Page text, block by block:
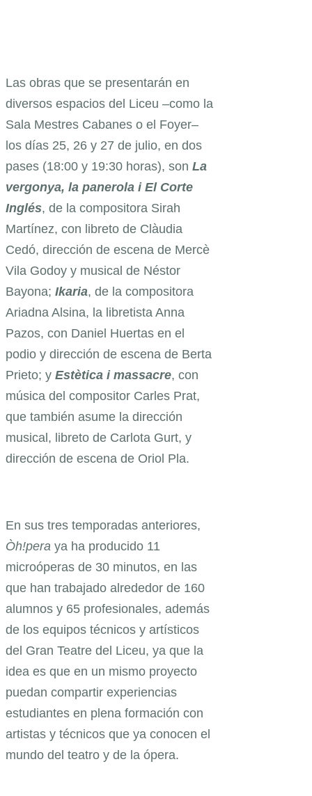
Las obras que se presentarán en
diversos espacios del Liceu –como la
Sala Mestres Cabanes o el Foyer–
los días 25, 26 y 27 de julio, en dos
pases (18:00 y 19:30 horas), son La
vergonya, la panerola i El Corte
Inglés, de la compositora Sirah
Martínez, con libreto de Clàudia
Cedó, dirección de escena de Mercè
Vila Godoy y musical de Néstor
Bayona; Ikaria, de la compositora
Ariadna Alsina, la libretista Anna
Pazos, con Daniel Huertas en el
podio y dirección de escena de Berta
Prieto; y Estètica i massacre, con
música del compositor Carles Prat,
que también asume la dirección
musical, libreto de Carlota Gurt, y
dirección de escena de Oriol Pla.
En sus tres temporadas anteriores,
Òh!pera ya ha producido 11
microóperas de 30 minutos, en las
que han trabajado alrededor de 160
alumnos y 65 profesionales, además
de los equipos técnicos y artísticos
del Gran Teatre del Liceu, ya que la
idea es que en un mismo proyecto
puedan compartir experiencias
estudiantes en plena formación con
artistas y técnicos que ya conocen el
mundo del teatro y de la ópera.